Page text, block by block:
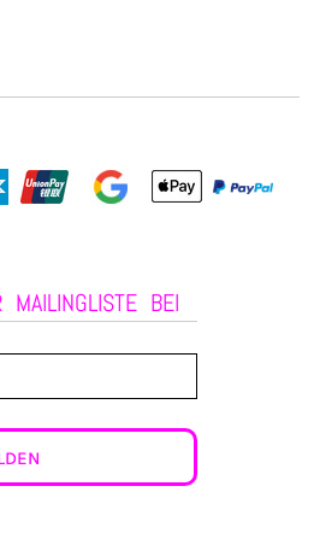
BEI